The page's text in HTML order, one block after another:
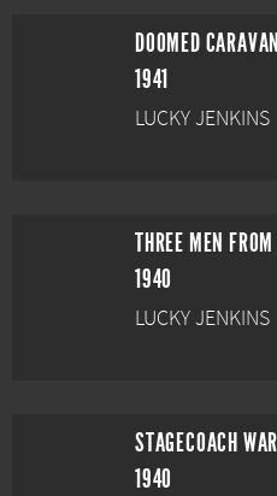
DOOMED CARAVAN
1941
LUCKY JENKINS
THREE MEN
1940
LUCKY JENKINS
STAGECOACH WAR
1940